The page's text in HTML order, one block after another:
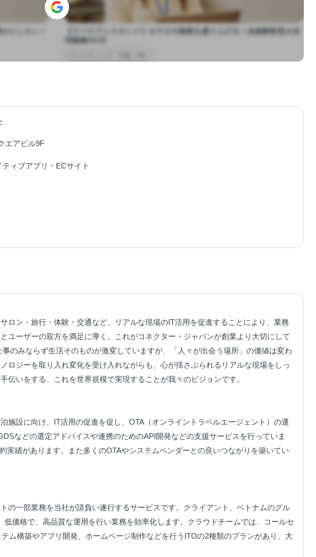
にしたい！
【マーケアシスタント】ホテルや旅館を盛り上げる！未経験歓迎＆在
宅勤務OK◎
エアビル9F
ィブアプリ・ECサイト
ロン・旅行・体験・交通など、リアルな現場のIT活用を促進することにより、業務
ユーザーの双方を満足に導く。これがコネクター・ジャパンが創業より大切にして
のみならず生活そのものが激変していますが、「人々が出会う場所」の価値は変わ
ロジーを取り入れ変化を受け入れながらも、心が揺さぶられるリアルな現場をしっ
伝いをする、これを世界規模で実現することが我々のビジョンです。
施設に向け、IT活用の促進を促し、OTA（オンライントラベルエージェント）の運
などの選定アドバイスや連携のためのAPI開発などの支援サービスを行っていま
実績があります。また多くのOTAやシステムベンダーとの良いつながりを築いてい
の一部業務を当社が請負い遂行するサービスです。クライアント、ベトナムのグル
価格で、高品質な運用を行い業務を効率化します。クラウドチームでは、コールセ
ム構築やアプリ開発、ホームページ制作などを行うITOの2種類のプランがあり、大